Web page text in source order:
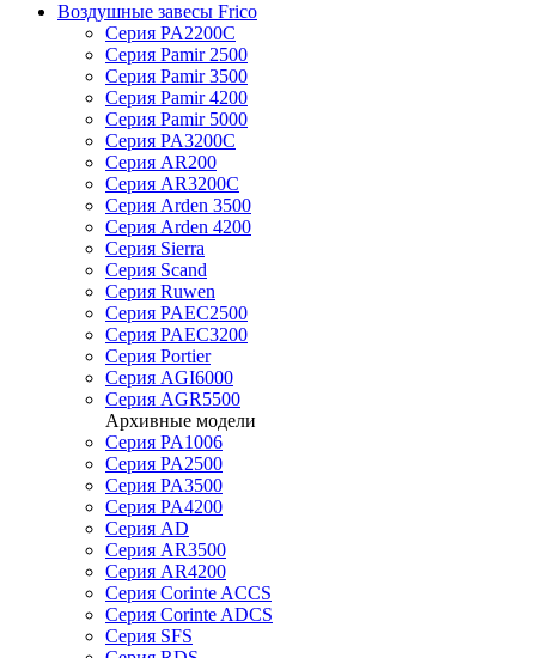
Воздушные завесы Frico
Серия PA2200C
Серия Pamir 2500
Серия Pamir 3500
Серия Pamir 4200
Серия Pamir 5000
Серия PA3200C
Серия AR200
Серия AR3200C
Серия Arden 3500
Серия Arden 4200
Серия Sierra
Серия Scand
Серия Ruwen
Серия PAEC2500
Серия PAEC3200
Серия Portier
Серия AGI6000
Серия AGR5500
Архивные модели
Серия PA1006
Серия PA2500
Серия PA3500
Серия PA4200
Серия AD
Серия AR3500
Серия AR4200
Серия Corinte ACCS
Серия Corinte ADCS
Серия SFS